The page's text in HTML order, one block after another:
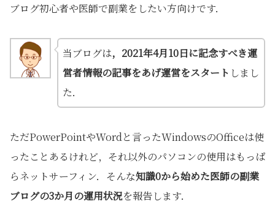
ブログ初心者や医師で副業をしたい方向けです．
当ブログは，2021年4月10日に記念すべき運
営者情報の記事をあげ運営をスタート しまし
た．
ただPowerPointやWordと言ったWindowsのOfficeは使
ったことあるけれど，それ以外のパソコンの使用はもっぱ
らネットサーフィン．そんな知識0から始めた医師の副業
ブログの3か月の運用状況を報告します．